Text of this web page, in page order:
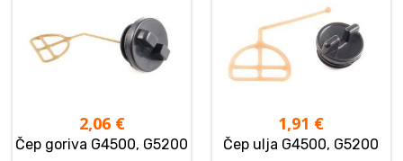
2,06 €
Čep goriva G4500, G5200
1,91 €
Čep ulja G4500, G5200